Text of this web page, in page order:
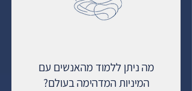
מה ניתן ללמוד מהאנשים עם
המיניות המדהימה בעולם?